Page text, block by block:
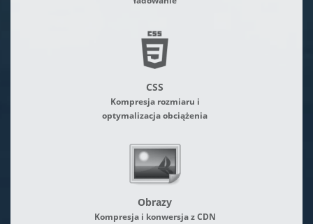
CSS
Kompresja rozmiaru i
optymalizacja obciążenia
Obrazy
Kompresja i konwersja z CDN